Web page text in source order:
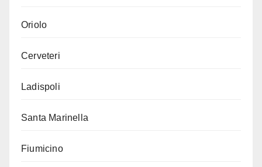
Oriolo
Cerveteri
Ladispoli
Santa Marinella
Fiumicino